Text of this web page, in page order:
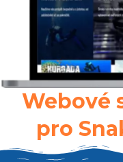
Webové
pro